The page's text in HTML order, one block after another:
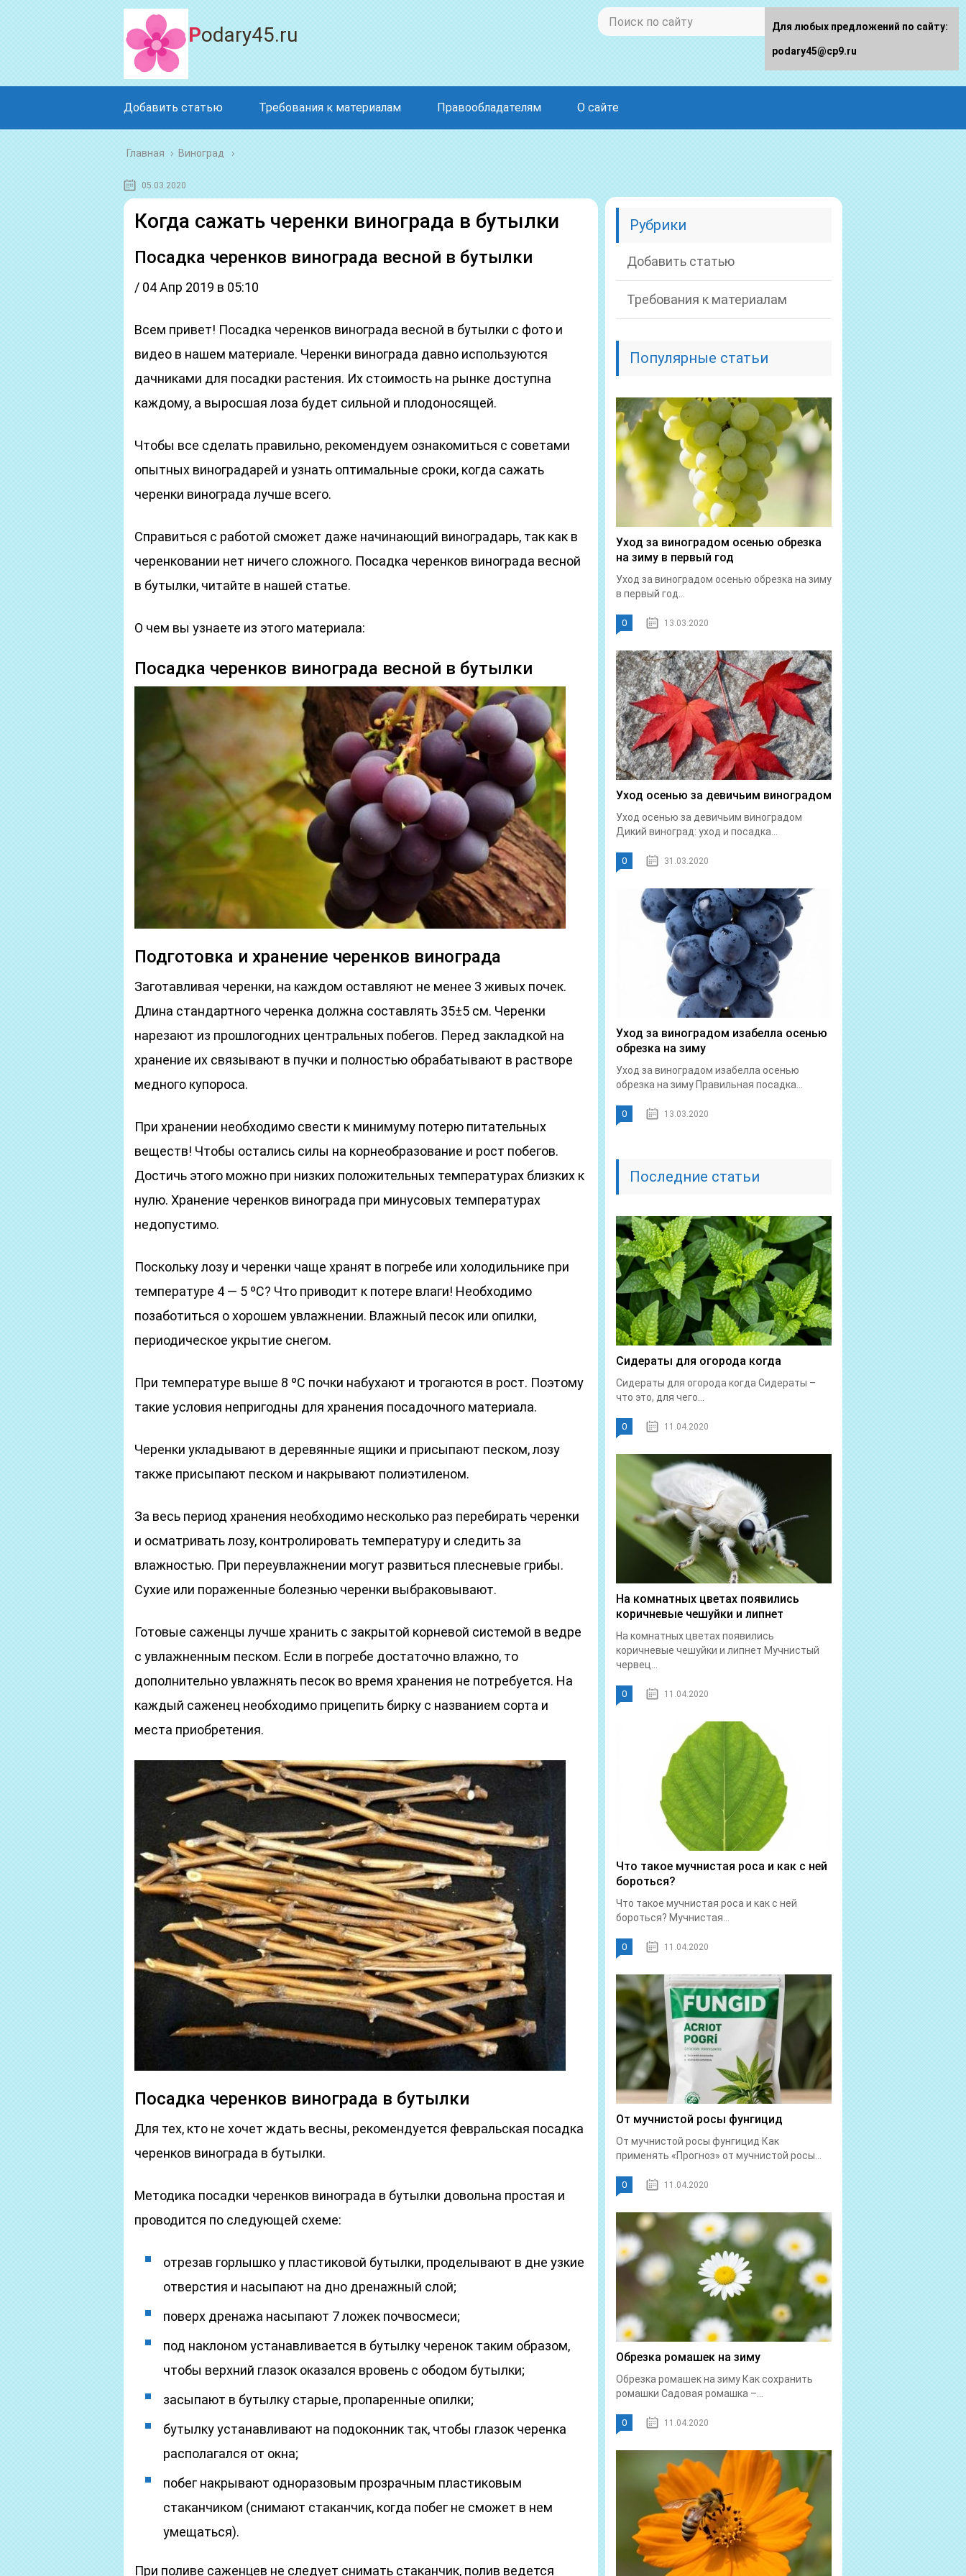
Podary45.ru
Добавить статью Требования к материалам Правообладателям О сайте
Главная › Виноград
05.03.2020
Когда сажать черенки винограда в бутылки
Посадка черенков винограда весной в бутылки
/ 04 Апр 2019 в 05:10
Всем привет! Посадка черенков винограда весной в бутылки с фото и
видео в нашем материале. Черенки винограда давно используются
дачниками для посадки растения. Их стоимость на рынке доступна
каждому, а выросшая лоза будет сильной и плодоносящей.
Чтобы все сделать правильно, рекомендуем ознакомиться с советами
опытных виноградарей и узнать оптимальные сроки, когда сажать
черенки винограда лучше всего.
Справиться с работой сможет даже начинающий виноградарь, так как в
черенковании нет ничего сложного. Посадка черенков винограда весной
в бутылки, читайте в нашей статье.
О чем вы узнаете из этого материала:
Посадка черенков винограда весной в бутылки
Подготовка и хранение черенков винограда
Заготавливая черенки, на каждом оставляют не менее 3 живых почек.
Длина стандартного черенка должна составлять 35±5 см. Черенки
нарезают из прошлогодних центральных побегов. Перед закладкой на
хранение их связывают в пучки и полностью обрабатывают в растворе
медного купороса.
При хранении необходимо свести к минимуму потерю питательных
веществ! Чтобы остались силы на корнеобразование и рост побегов.
Достичь этого можно при низких положительных температурах близких к
нулю. Хранение черенков винограда при минусовых температурах
недопустимо.
Поскольку лозу и черенки чаще хранят в погребе или холодильнике при
температуре 4 — 5 ºC? Что приводит к потере влаги! Необходимо
позаботиться о хорошем увлажнении. Влажный песок или опилки,
периодическое укрытие снегом.
При температуре выше 8 ºC почки набухают и трогаются в рост. Поэтому
такие условия непригодны для хранения посадочного материала.
Черенки укладывают в деревянные ящики и присыпают песком, лозу
также присыпают песком и накрывают полиэтиленом.
За весь период хранения необходимо несколько раз перебирать черенки
и осматривать лозу, контролировать температуру и следить за
влажностью. При переувлажнении могут развиться плесневые грибы.
Сухие или пораженные болезнью черенки выбраковывают.
Готовые саженцы лучше хранить с закрытой корневой системой в ведре
с увлажненным песком. Если в погребе достаточно влажно, то
дополнительно увлажнять песок во время хранения не потребуется. На
каждый саженец необходимо прицепить бирку с названием сорта и
места приобретения.
Посадка черенков винограда в бутылки
Для тех, кто не хочет ждать весны, рекомендуется февральская посадка
черенков винограда в бутылки.
Методика посадки черенков винограда в бутылки довольна простая и
проводится по следующей схеме:
отрезав горлышко у пластиковой бутылки, проделывают в дне узкие
отверстия и насыпают на дно дренажный слой;
поверх дренажа насыпают 7 ложек почвосмеси;
под наклоном устанавливается в бутылку черенок таким образом,
чтобы верхний глазок оказался вровень с ободом бутылки;
засыпают в бутылку старые, пропаренные опилки;
бутылку устанавливают на подоконник так, чтобы глазок черенка
располагался от окна;
побег накрывают одноразовым прозрачным пластиковым
стаканчиком (снимают стаканчик, когда побег не сможет в нем
умещаться).
При поливе саженцев не следует снимать стаканчик, полив ведется
Рубрики
Добавить статью
Требования к материалам
Популярные статьи
Уход за виноградом осенью обрезка
на зиму в первый год
Уход за виноградом осенью обрезка на зиму
в первый год...
0 13.03.2020
Уход осенью за девичьим виноградом
Уход осенью за девичьим виноградом
Дикий виноград: уход и посадка...
0 31.03.2020
Уход за виноградом изабелла осенью
обрезка на зиму
Уход за виноградом изабелла осенью
обрезка на зиму Правильная посадка...
0 13.03.2020
Последние статьи
Сидераты для огорода когда
Сидераты для огорода когда Сидераты –
что это, для чего...
0 11.04.2020
На комнатных цветах появились
коричневые чешуйки и липнет
На комнатных цветах появились
коричневые чешуйки и липнет Мучнистый
червец...
0 11.04.2020
Что такое мучнистая роса и как с ней
бороться?
Что такое мучнистая роса и как с ней
бороться? Мучнистая...
0 11.04.2020
От мучнистой росы фунгицид
От мучнистой росы фунгицид Как
применять «Прогноз» от мучнистой росы...
0 11.04.2020
Обрезка ромашек на зиму
Обрезка ромашек на зиму Как сохранить
ромашки Садовая ромашка –...
0 11.04.2020
Для любых предложений по сайту:
podary45@cp9.ru